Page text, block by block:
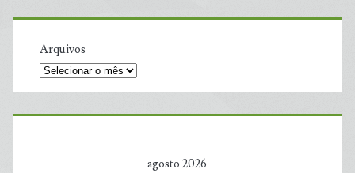
Arquivos
agosto 2026